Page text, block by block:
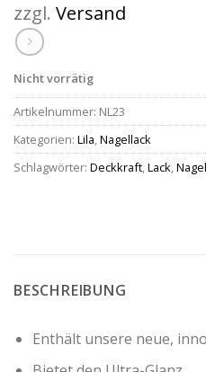
zzgl. Versand
Nicht vorrätig
Artikelnummer: NL23
Kategorien: Lila Nagellack
Schlagwörter: Deckkraft Lack Nagel
BESCHREIBUNG
Enthält unsere neue,